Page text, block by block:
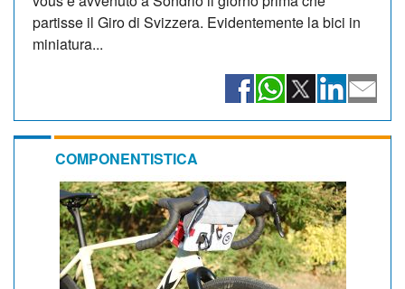
partisse il Giro di Svizzera. Evidentemente la bici in
miniatura...
COMPONENTISTICA